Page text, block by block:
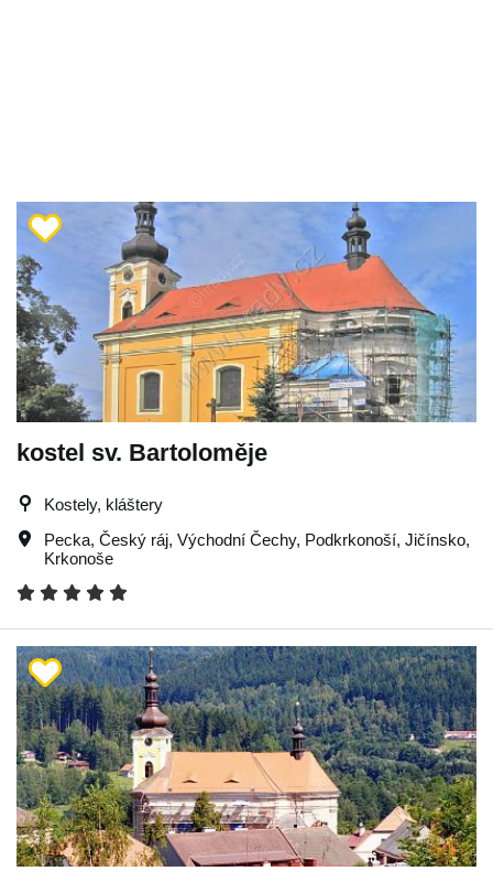
kostel sv. Bartoloměje
Kostely, kláštery
Pecka, Český ráj, Východní Čechy, Podkrkonoší, Jičínsko,
Krkonoše